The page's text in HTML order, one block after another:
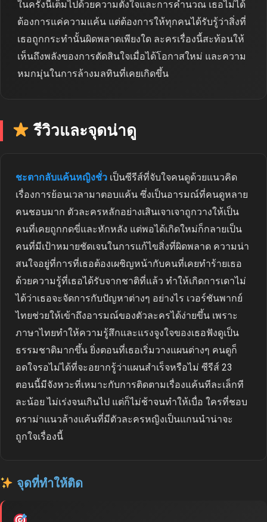
ในครั้งนี้เต็มไปด้วยความตั้งใจและการคำนวณ เธอไม่ได้
ต้องการแค่ความแค้น แต่ต้องการให้ทุกคนได้รับรู้ว่าสิ่งที่
เธอถูกกระทำนั้นผิดพลาดเพียงใด ละครเรื่องนี้สะท้อนให้
เห็นถึงพลังของการตัดสินใจเมื่อได้โอกาสใหม่ และความ
หมกมุ่นในการล้างมลทินที่เคยเกิดขึ้น
รีวิวและจุดน่าดู
ชะตากลับแค้นหญิงชั่ว เป็นซีรีส์ที่จับใจคนดูด้วยแนวคิด
เรื่องการย้อนเวลามาตอบแค้น ซึ่งเป็นอารมณ์ที่คนดูหลาย
คนชอบมาก ตัวละครหลักอย่างเสินเจาเจาถูกวางให้เป็น
คนที่เคยถูกกดขี่และหักหลัง แต่พอได้เกิดใหม่ก็กลายเป็น
คนที่มีเป้าหมายชัดเจนในการแก้ไขสิ่งที่ผิดพลาด ความน่า
สนใจอยู่ที่การที่เธอต้องเผชิญหน้ากับคนที่เคยทำร้ายเธอ
ด้วยความรู้ที่เธอได้รับจากชาติที่แล้ว ทำให้เกิดการเดาไม่
ได้ว่าเธอจะจัดการกับปัญหาต่างๆ อย่างไร เวอร์ชันพากย์
ไทยช่วยให้เข้าถึงอารมณ์ของตัวละครได้ง่ายขึ้น เพราะ
ภาษาไทยทำให้ความรู้สึกและแรงจูงใจของเธอฟังดูเป็น
ธรรมชาติมากขึ้น ยิ่งตอนที่เธอเริ่มวางแผนต่างๆ คนดูก็
อดใจรอไม่ได้ที่จะอยากรู้ว่าแผนสำเร็จหรือไม่ ซีรีส์ 23
ตอนนี้มีจังหวะที่เหมาะกับการติดตามเรื่องแค้นทีละเล็กที
ละน้อย ไม่เร่งจนเกินไป แต่ก็ไม่ช้าจนทำให้เบื่อ ใครที่ชอบ
ดราม่าแนวล้างแค้นที่มีตัวละครหญิงเป็นแกนนำน่าจะ
ถูกใจเรื่องนี้
จุดที่ทำให้ติด